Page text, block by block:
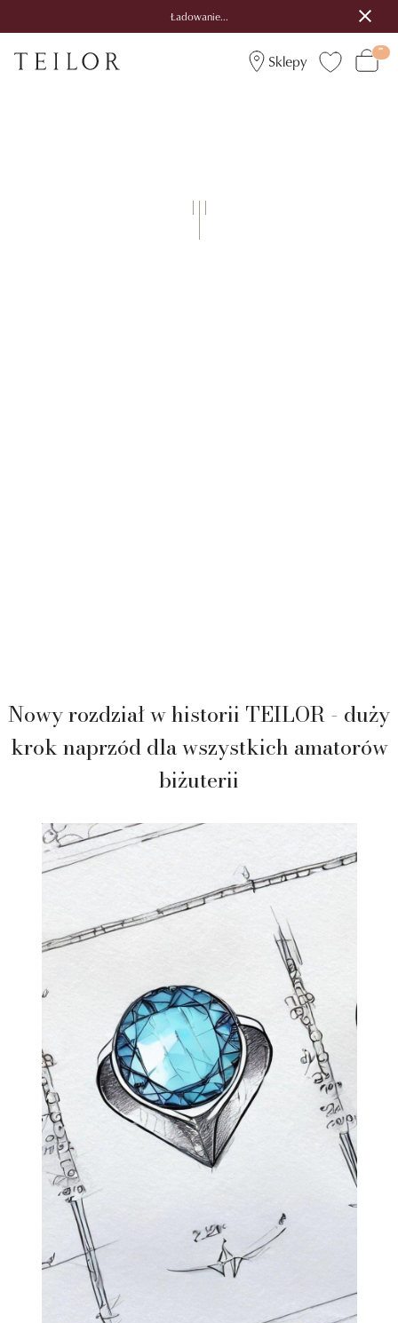
Ładowanie...
Sklepy
Nowy rozdział w historii TEILOR - duży
krok naprzód dla wszystkich amatorów
biżuterii